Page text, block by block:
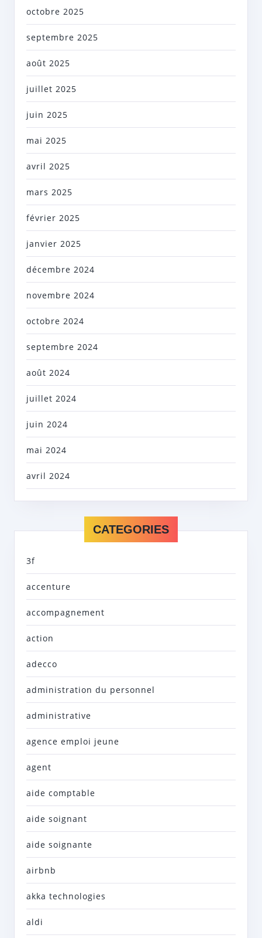
octobre 2025
septembre 2025
août 2025
juillet 2025
juin 2025
mai 2025
avril 2025
mars 2025
février 2025
janvier 2025
décembre 2024
novembre 2024
octobre 2024
septembre 2024
août 2024
juillet 2024
juin 2024
mai 2024
avril 2024
CATEGORIES
3f
accenture
accompagnement
action
adecco
administration du personnel
administrative
agence emploi jeune
agent
aide comptable
aide soignant
aide soignante
airbnb
akka technologies
aldi